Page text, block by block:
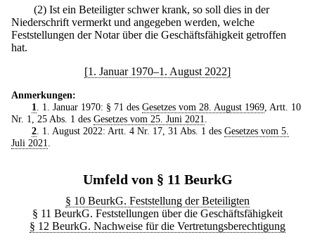
(2) Ist ein Beteiligter schwer krank, so soll dies in der
Niederschrift vermerkt und angegeben werden, welche
Feststellungen der Notar über die Geschäftsfähigkeit getroffen
hat.
[1. Januar 1970–1. August 2022]
Anmerkungen:
1. 1. Januar 1970: § 71 des Gesetzes vom 28. August 1969, Artt. 10
Nr. 1, 25 Abs. 1 des Gesetzes vom 25. Juni 2021.
2. 1. August 2022: Artt. 4 Nr. 17, 31 Abs. 1 des Gesetzes vom 5.
Juli 2021.
Umfeld von § 11 BeurkG
§ 10 BeurkG. Feststellung der Beteiligten
§ 11 BeurkG. Feststellungen über die Geschäftsfähigkeit
§ 12 BeurkG. Nachweise für die Vertretungsberechtigung